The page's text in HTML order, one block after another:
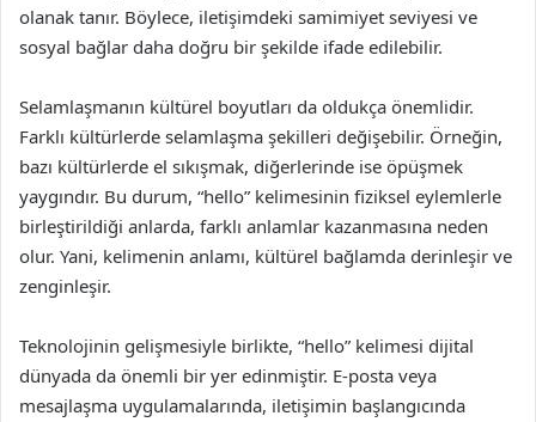
olanak tanır. Böylece, iletişimdeki samimiyet seviyesi ve
sosyal bağlar daha doğru bir şekilde ifade edilebilir.
Selamlaşmanın kültürel boyutları da oldukça önemlidir.
Farklı kültürlerde selamlaşma şekilleri değişebilir. Örneğin,
bazı kültürlerde el sıkışmak, diğerlerinde ise öpüşmek
yaygındır. Bu durum, “hello” kelimesinin fiziksel eylemlerle
birleştirildiği anlarda, farklı anlamlar kazanmasına neden
olur. Yani, kelimenin anlamı, kültürel bağlamda derinleşir ve
zenginleşir.
Teknolojinin gelişmesiyle birlikte, “hello” kelimesi dijital
dünyada da önemli bir yer edinmiştir. E-posta veya
mesajlaşma uygulamalarında, iletişimin başlangıcında